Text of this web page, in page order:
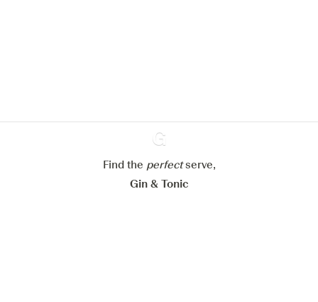
Ginventory
Find the perfectserve,
Gin & Tonic